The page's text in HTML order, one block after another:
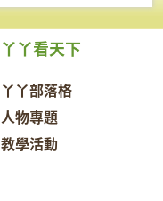
丫丫看天下
丫丫部落格
人物專題
教學活動